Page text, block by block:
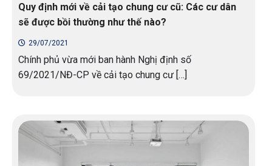
Quy định mới về cải tạo chung cư cũ: Các cư dân
sẽ được bồi thường như thế nào?
29/07/2021
Chính phủ vừa mới ban hành Nghị định số
69/2021/NĐ-CP về cải tạo chung cư […]